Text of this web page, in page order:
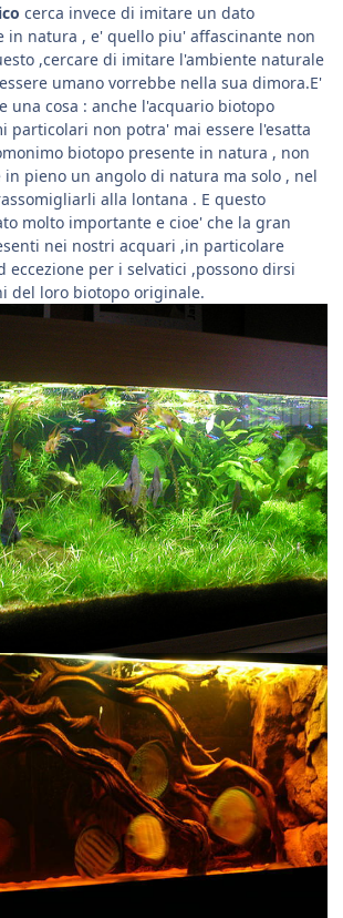
cerca invece di imitare un dato
in natura , e' quello piu' affascinante non
,cercare di imitare l'ambiente naturale
umano vorrebbe nella sua dimora.E'
una cosa : anche l'acquario biotopo
particolari non potra' mai essere l'esatta
biotopo presente in natura , non
pieno un angolo di natura ma solo , nel
alla lontana . E questo
molto importante e cioe' che la gran
nei nostri acquari ,in particolare
eccezione per i selvatici ,possono dirsi
del loro biotopo originale.